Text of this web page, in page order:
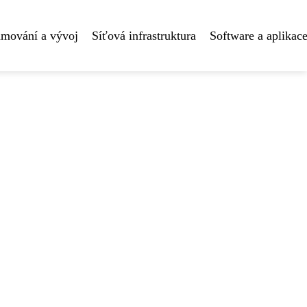
a vývoj Síťová infrastruktura Software a aplikace